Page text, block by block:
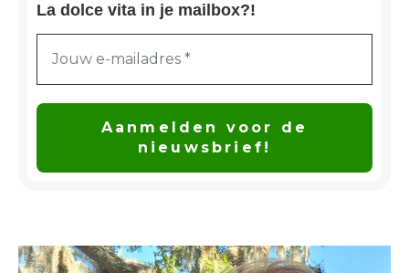
La dolce vita in je mailbox?!